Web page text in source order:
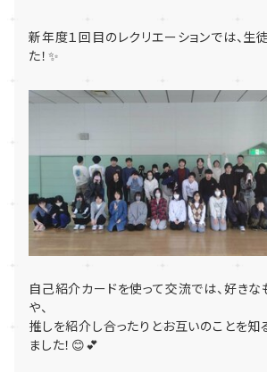
新年度１回目のレクリエーションでは、生
た！✨
自己紹介カードを使って交流では、好き
や、
推しを紹介し合ったりとお互いのことを
ました！😊💕